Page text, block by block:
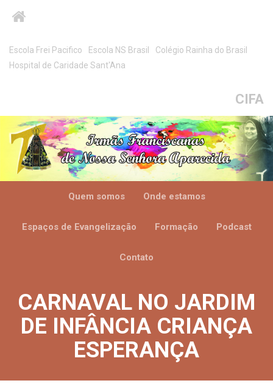
Escola Frei Pacifico Escola NS Brasil
Colégio Rainha do Brasil
Hospital de Caridade Sant'Ana
CIFA
Quem somos Onde estamos
Espaços de Evangelização Formação Podcast
Contato
CARNAVAL NO JARDIM
DE INFÂNCIA CRIANÇA
ESPERANÇA